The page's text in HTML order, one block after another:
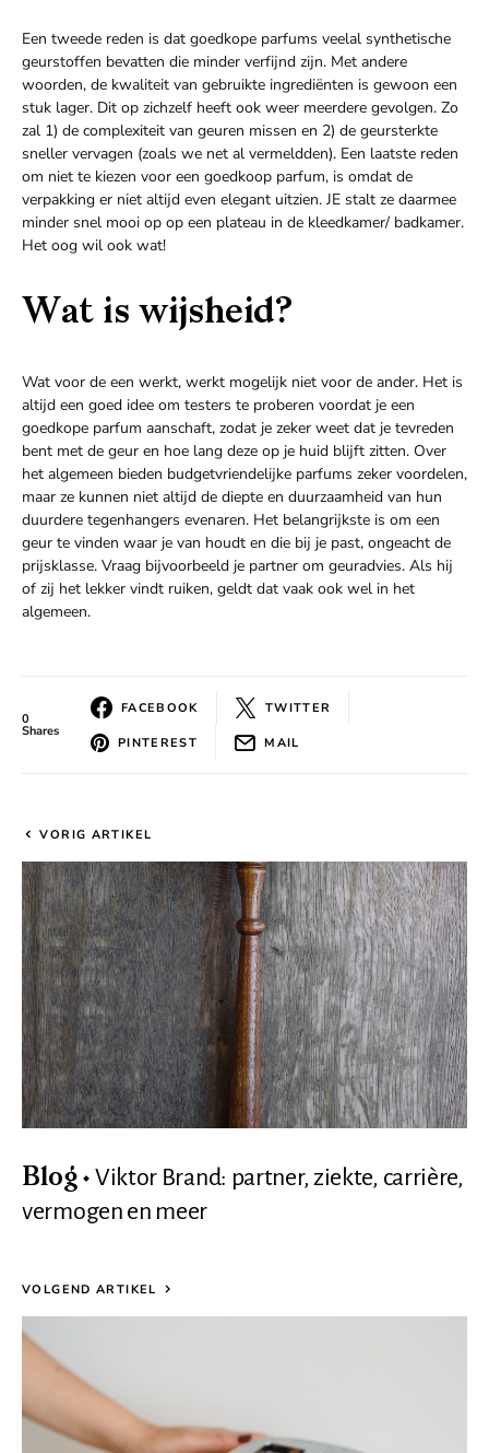
Een tweede reden is dat goedkope parfums veelal synthetische
geurstoffen bevatten die minder verfijnd zijn. Met andere
woorden, de kwaliteit van gebruikte ingrediënten is gewoon een
stuk lager. Dit op zichzelf heeft ook weer meerdere gevolgen. Zo
zal 1) de complexiteit van geuren missen en 2) de geursterkte
sneller vervagen (zoals we net al vermeldden). Een laatste reden
om niet te kiezen voor een goedkoop parfum, is omdat de
verpakking er niet altijd even elegant uitzien. JE stalt ze daarmee
minder snel mooi op op een plateau in de kleedkamer/ badkamer.
Het oog wil ook wat!
Wat is wijsheid?
Wat voor de een werkt, werkt mogelijk niet voor de ander. Het is
altijd een goed idee om testers te proberen voordat je een
goedkope parfum aanschaft, zodat je zeker weet dat je tevreden
bent met de geur en hoe lang deze op je huid blijft zitten. Over
het algemeen bieden budgetvriendelijke parfums zeker voordelen,
maar ze kunnen niet altijd de diepte en duurzaamheid van hun
duurdere tegenhangers evenaren. Het belangrijkste is om een
geur te vinden waar je van houdt en die bij je past, ongeacht de
prijsklasse. Vraag bijvoorbeeld je partner om geuradvies. Als hij
of zij het lekker vindt ruiken, geldt dat vaak ook wel in het
algemeen.
0
Shares
FACEBOOK TWITTER
PINTEREST MAIL
VORIG ARTIKEL
Blog
Viktor Brand: partner, ziekte, carrière,
vermogen en meer
VOLGEND ARTIKEL